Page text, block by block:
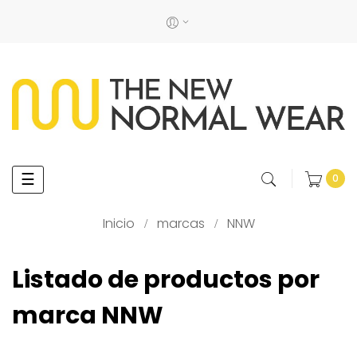
Navegación
de
☰ 0
Inicio marcas NNW
Listado de productos por
marca NNW